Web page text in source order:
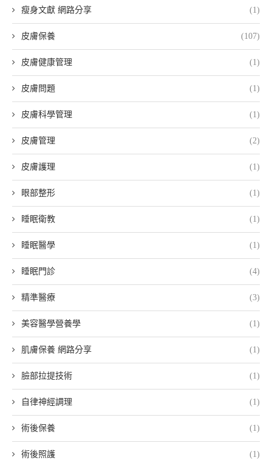
瘦身文獻 網路分享 (1)
皮膚保養 (107)
皮膚健康管理 (1)
皮膚問題 (1)
皮膚科學管理 (1)
皮膚管理 (2)
皮膚護理 (1)
眼部整形 (1)
睡眠衛教 (1)
睡眠醫學 (1)
睡眠門診 (4)
精準醫療 (3)
美容醫學營養學 (1)
肌膚保養 網路分享 (1)
臉部拉提技術 (1)
自律神經調理 (1)
術後保養 (1)
術後照護 (1)